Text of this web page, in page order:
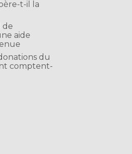
t-il la
de
aide
du
comptent-